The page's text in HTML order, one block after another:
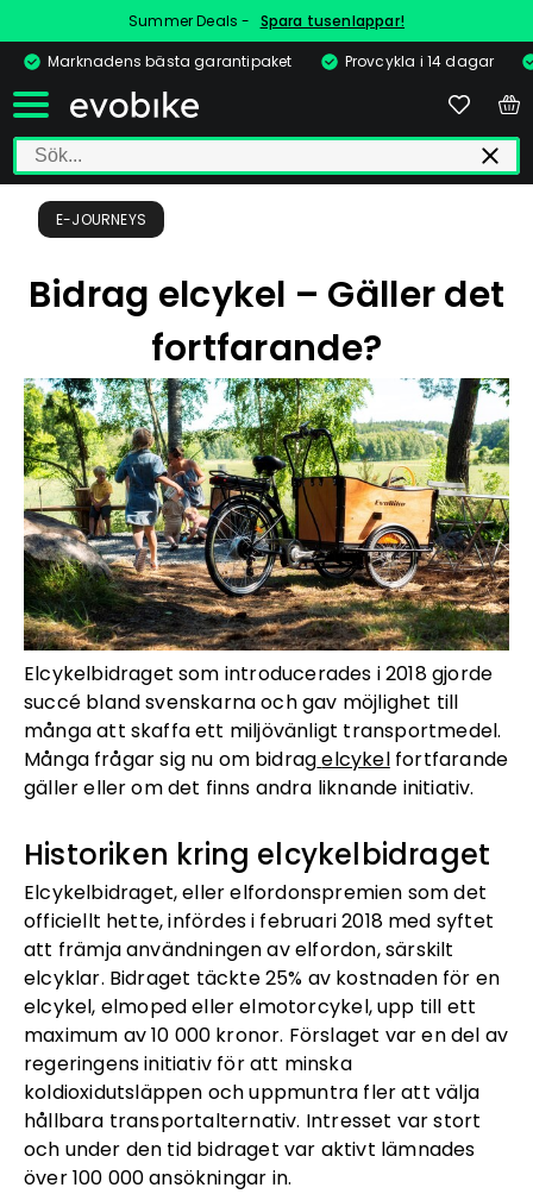
Summer Deals - Spara tusenlappar!
Marknadens bästa garantipaket
Provcykla i 14 dagar
E-JOURNEYS
Bidrag elcykel – Gäller det
fortfarande?
Elcykelbidraget som introducerades i 2018 gjorde
succé bland svenskarna och gav möjlighet till
många att skaffa ett miljövänligt transportmedel.
Många frågar sig nu om bidragelcykelfortfarande
gäller eller om det finns andra liknande initiativ.
Historiken kring elcykelbidraget
Elcykelbidraget, eller elfordonspremien som det
officiellt hette, infördes i februari 2018 med syftet
att främja användningen av elfordon, särskilt
elcyklar. Bidraget täckte 25% av kostnaden för en
elcykel, elmoped eller elmotorcykel, upp till ett
maximum av 10 000 kronor. Förslaget var en del av
regeringens initiativ för att minska
koldioxidutsläppen och uppmuntra fler att välja
hållbara transportalternativ. Intresset var stort
och under den tid bidraget var aktivt lämnades
över 100 000 ansökningar in.